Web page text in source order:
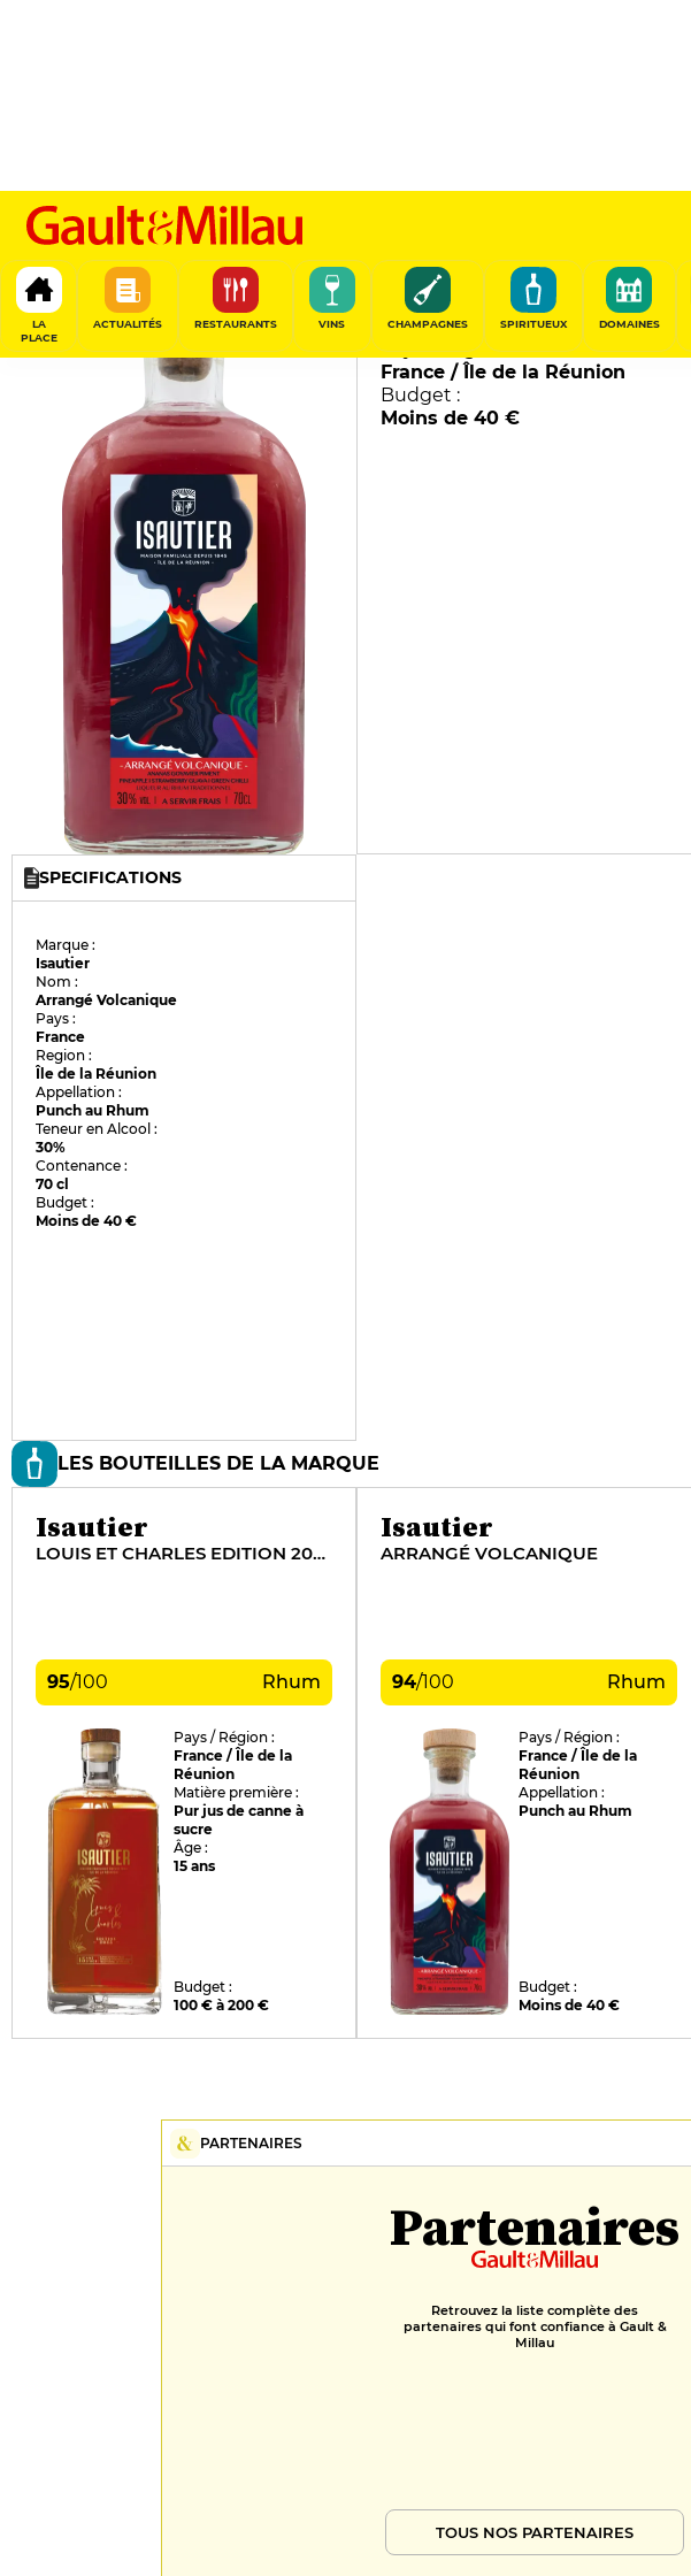
LA
PLACE
ACTUALITÉS RESTAURANTS VINS CHAMPAGNES SPIRITUEUX DOMAINES
Arrangé Volcanique
Isautier
94/100
Rhum
Pays / Région :
France / Île de la Réunion
Budget :
Moins de 40 €
SPECIFICATIONS
Marque :
Isautier
Nom :
Arrangé Volcanique
Pays :
France
Region :
Île de la Réunion
Appellation :
Punch au Rhum
Teneur en Alcool :
30%
Contenance :
70 cl
Budget :
Moins de 40 €
LES BOUTEILLES DE LA MARQUE
Isautier
LOUIS ET CHARLES EDITION 2023
95/100 Rhum
Pays / Région :
France / Île de la
Réunion
Matière première :
Pur jus de canne à
sucre
Âge :
15 ans
Budget :
100 € à 200 €
Isautier
ARRANGÉ VOLCANIQUE
94/100 Rhum
Pays / Région :
France / Île de la
Réunion
Appellation :
Punch au Rhum
Budget :
Moins de 40 €
PARTENAIRES
Partenaires
Retrouvez la liste complète des
partenaires qui font confiance à Gault &
Millau
TOUS NOS PARTENAIRES